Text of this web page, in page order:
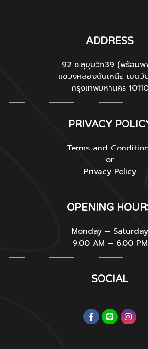
ADDRESS
92 ซ.สุขุมวิท39 (พร้อมพ
แขวงคลองตันเหนือ เขต
กรุงเทพมหานคร 10110
PRIVACY
Terms and
or
Privacy Policy
OPENING
Monday – Saturday
9:00 AM – 6:00 PM
SOCIAL